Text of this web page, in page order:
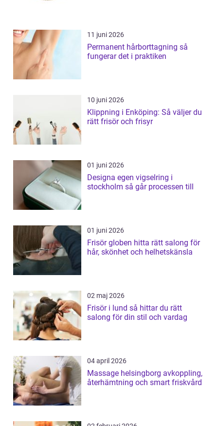
11 juni 2026
Permanent hårborttagning så
fungerar det i praktiken
10 juni 2026
Klippning i Enköping: Så väljer du
rätt frisör och frisyr
01 juni 2026
Designa egen vigselring i
stockholm så går processen till
01 juni 2026
Frisör globen hitta rätt salong för
hår, skönhet och helhetskänsla
02 maj 2026
Frisör i lund så hittar du rätt
salong för din stil och vardag
04 april 2026
Massage helsingborg avkoppling,
återhämtning och smart friskvård